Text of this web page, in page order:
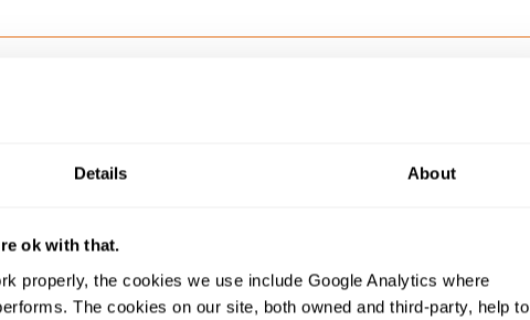
Details About
ok with that.
properly, the cookies we use include Google Analytics where
The cookies on our site, both owned and third-party, help to
300/500V